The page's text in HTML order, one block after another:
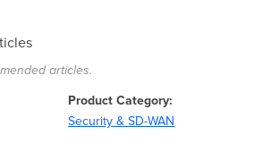
articles.
Product Category
Security & SD-WAN